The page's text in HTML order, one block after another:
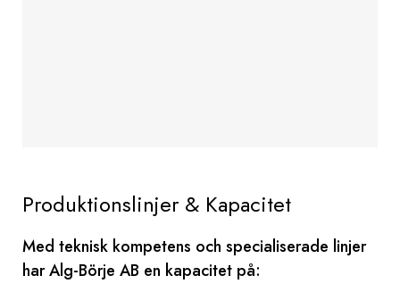
Produktionslinjer & Kapacitet
Med teknisk kompetens och specialiserade linjer
har Alg-Börje AB en kapacitet på: